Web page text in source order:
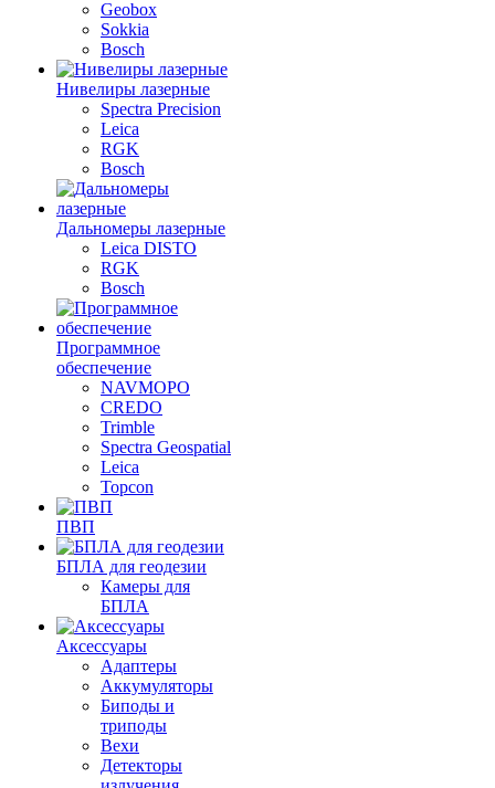
Geobox
Sokkia
Bosch
Нивелиры лазерные
Spectra Precision
Leica
RGK
Bosch
Дальномеры лазерные
Leica DISTO
RGK
Bosch
Программное
обеспечение
NAVMOPO
CREDO
Trimble
Spectra Geospatial
Leica
Topcon
ПВП
БПЛА для геодезии
Камеры для
БПЛА
Аксессуары
Адаптеры
Аккумуляторы
Биподы и
триподы
Вехи
Детекторы